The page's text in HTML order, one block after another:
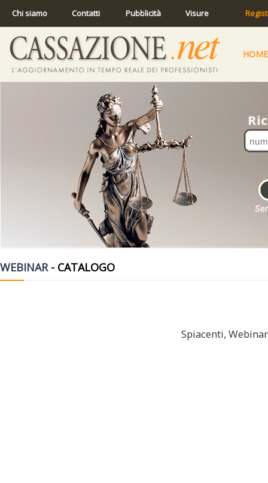
Chi siamo Contatti Pubblicità Visure
HOME
WEBINAR- CATALOGO
Spiacenti,